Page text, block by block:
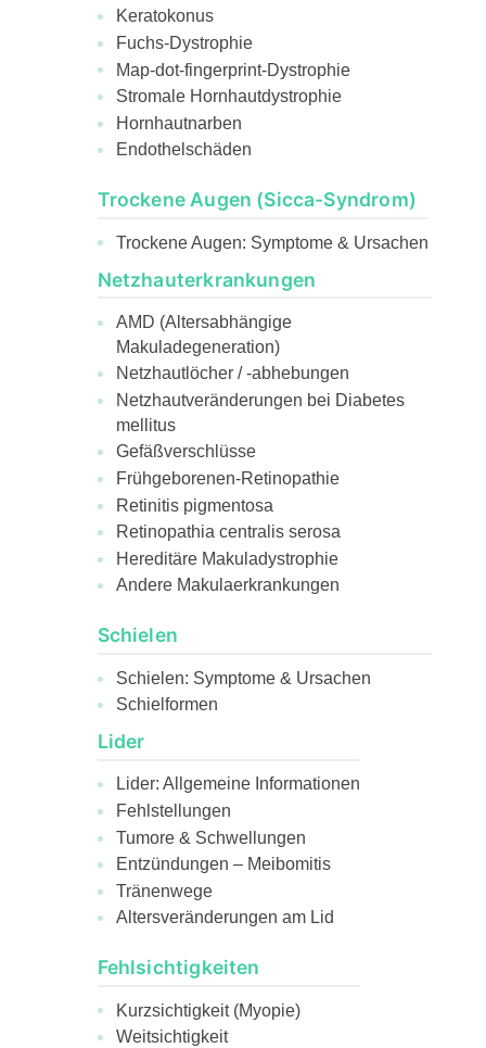
Keratokonus
Fuchs-Dystrophie
Map-dot-fingerprint-Dystrophie
Stromale Hornhautdystrophie
Hornhautnarben
Endothelschäden
Trockene Augen (Sicca-Syndrom)
Trockene Augen: Symptome & Ursachen
Netzhauterkrankungen
AMD (Altersabhängige
Makuladegeneration)
Netzhautlöcher / -abhebungen
Netzhautveränderungen bei Diabetes
mellitus
Gefäßverschlüsse
Frühgeborenen-Retinopathie
Retinitis pigmentosa
Retinopathia centralis serosa
Hereditäre Makuladystrophie
Andere Makulaerkrankungen
Schielen
Schielen: Symptome & Ursachen
Schielformen
Lider
Lider: Allgemeine Informationen
Fehlstellungen
Tumore & Schwellungen
Entzündungen – Meibomitis
Tränenwege
Altersveränderungen am Lid
Fehlsichtigkeiten
Kurzsichtigkeit (Myopie)
Weitsichtigkeit